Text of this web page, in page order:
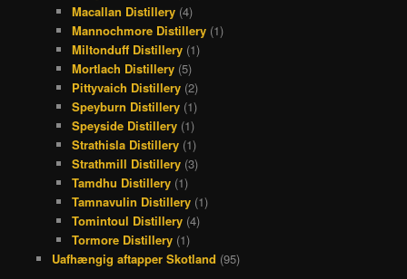
Macallan Distillery (4)
Mannochmore Distillery (1)
Miltonduff Distillery (1)
Mortlach Distillery (5)
Pittyvaich Distillery (2)
Speyburn Distillery (1)
Speyside Distillery (1)
Strathisla Distillery (1)
Strathmill Distillery (3)
Tamdhu Distillery (1)
Tamnavulin Distillery (1)
Tomintoul Distillery (4)
Tormore Distillery (1)
Uafhængig aftapper Skotland (95)